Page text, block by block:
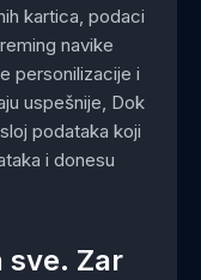
kartica, podaci
navike
personilizacije i
uspešnije, Dok
podataka koji
i donesu
sve. Zar